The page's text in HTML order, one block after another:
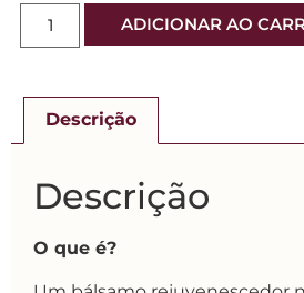
ADICIONAR AO
Descrição
Descrição
O que é?